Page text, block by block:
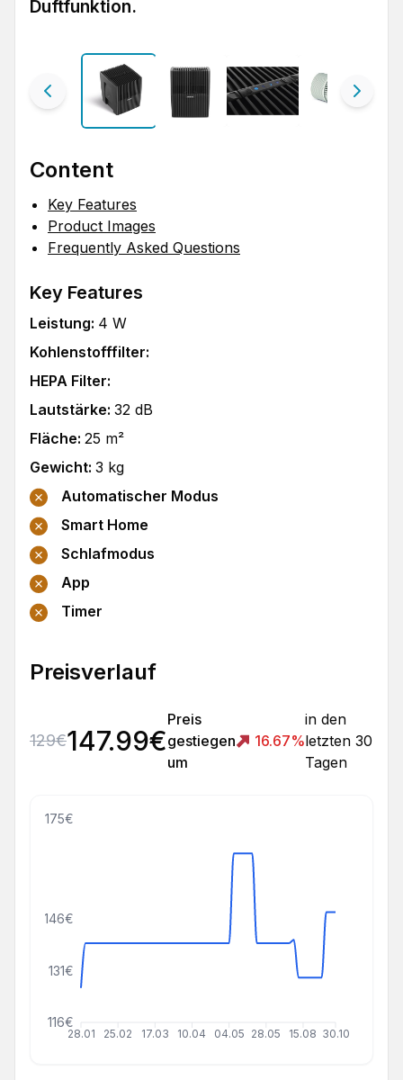
Duftfunktion.
Content
Key Features
Product Images
Frequently Asked Questions
Key Features
Leistung: 4 W
Kohlenstofffilter:
HEPA Filter:
Lautstärke: 32 dB
Fläche: 25 m²
Gewicht: 3 kg
Automatischer Modus
Smart Home
Schlafmodus
App
Timer
Preisverlauf
129€147.99€
Preis
gestiegen
um
16.67%
in den
letzten 30
Tagen
28.01 25.02 17.03 10.04 04.05 28.05 15.08 30.10
116€
131€
146€
175€